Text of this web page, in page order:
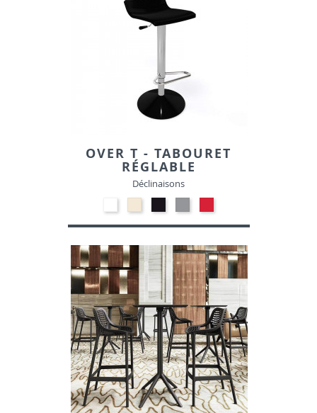
OVER T - TABOURET
RÉGLABLE
Déclinaisons
-
Blanc
00
-
Beige
01
-
Noir
10
-
Gris
clair
14
-
Rouge
06